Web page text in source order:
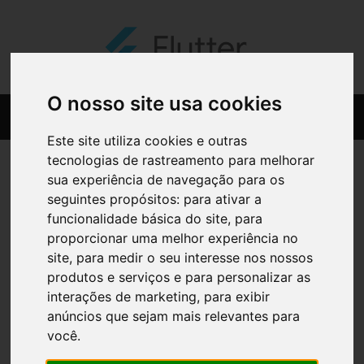
O nosso site usa cookies
Este site utiliza cookies e outras
tecnologias de rastreamento para melhorar
sua experiência de navegação para os
seguintes propósitos: para ativar a
funcionalidade básica do site, para
proporcionar uma melhor experiência no
site, para medir o seu interesse nos nossos
produtos e serviços e para personalizar as
interações de marketing, para exibir
anúncios que sejam mais relevantes para
você.